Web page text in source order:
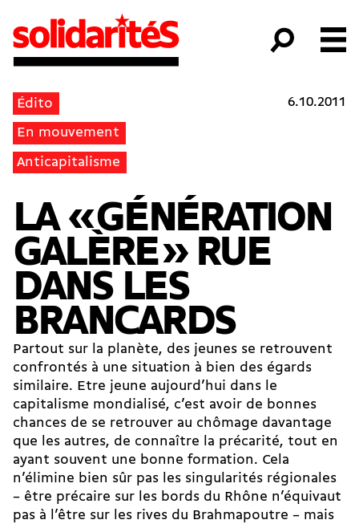
Édito
En mouvement
Anticapitalisme
6.10.2011
LA « GÉNÉRATION
GALÈRE » RUE
DANS LES
BRANCARDS
Partout sur la planète, des jeunes se retrouvent
confrontés à une situation à bien des égards
similaire. Etre jeune aujourd’hui dans le
capitalisme mondialisé, c’est avoir de bonnes
chances de se retrouver au chômage davantage
que les autres, de connaître la précarité, tout en
ayant souvent une bonne formation. Cela
n’élimine bien sûr pas les singularités régionales
– être précaire sur les bords du Rhône n’équivaut
pas à l’être sur les rives du Brahmapoutre – mais